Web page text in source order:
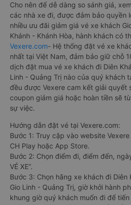
Cho nên để dễ dàng so sánh giá,
các nhà xe đi, được đảm bảo quyền
nhiều ưu đãi giảm giá vé xe khách
Khánh - Khánh Hòa, hành khách có
Vexere.com- Hệ thống đặt vé xe
nhất tại Việt Nam, đảm bảo giữ chỗ
dịch đặt mua vé xe khách đi Diên
Linh - Quảng Trị nào của quý khách
đều được Vexere cam kết giải quyết
coupon giảm giá hoặc hoàn tiền sẽ
sự việc.
Hướng dẫn đặt vé tại Vexere.com:
Bước 1: Truy cập vào website
CH Play hoặc App Store.
Bước 2: Chọn điểm đi, điểm đến,
VÉ XE”.
Bước 3: Chọn hãng xe khách đi Diên
Gio Linh - Quảng Trị, giờ khởi hành
khung giờ quý khách muốn đi để